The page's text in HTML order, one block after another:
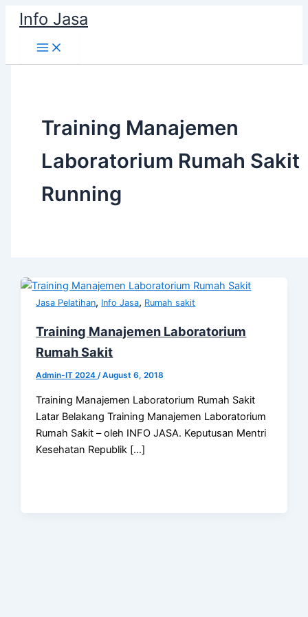
Skip
content
Info Jasa
Training Manajemen
Laboratorium Rumah Sakit
Running
Jasa Pelatihan, Info Jasa, Rumah sakit
Training Manajemen Laboratorium
Rumah Sakit
Admin-IT 2024/August 6, 2018
Training Manajemen Laboratorium Rumah Sakit
Latar Belakang Training Manajemen Laboratorium
Rumah Sakit – oleh INFO JASA. Keputusan Mentri
Kesehatan Republik […]